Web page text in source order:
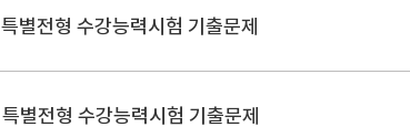
별전형 수강능력시험 기출문제
별전형 수강능력시험 기출문제